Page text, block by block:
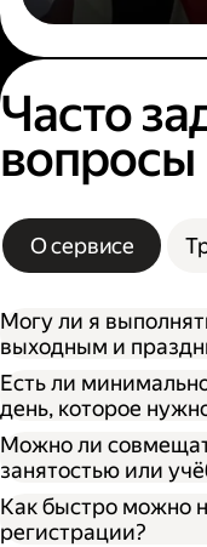
Часто
вопросы
О сервисе
Могу ли я
выходным и
Есть ли
день, которое
Можно ли
занятостью или
Как быстро можно
регистрации?